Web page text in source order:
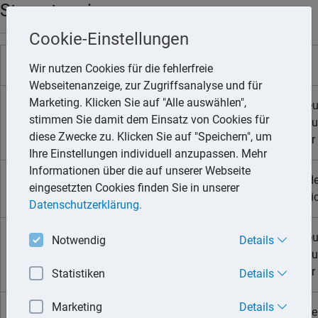
Steuertermine
Datum Zahlungsschonfrist
12. Januar 2026 15. Januar 2026
Lohnsteuer
28. Januar 2026
Fälligkeit
Lohnsteuer
16. Februar 2026
Cookie-Einstellungen
Wir nutzen Cookies für die fehlerfreie
Webseitenanzeige, zur Zugriffsanalyse und für
Marketing. Klicken Sie auf "Alle auswählen",
stimmen Sie damit dem Einsatz von Cookies für
diese Zwecke zu. Klicken Sie auf "Speichern", um
Ihre Einstellungen individuell anzupassen. Mehr
Informationen über die auf unserer Webseite
eingesetzten Cookies finden Sie in unserer
Datenschutzerklärung.
Notwendig Details
Statistiken Details
Marketing Details